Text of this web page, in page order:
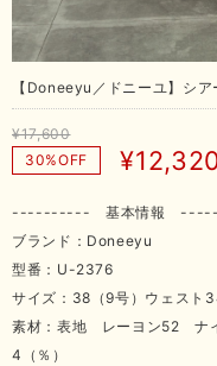
【Doneeyu／ドニーユ】シ
¥17,600
30%OFF
---------- 基本情報
ブランド：Doneeyu
型番：U-2376
サイズ：38（9号）ウェス
素材：表地 レーヨン52 ナ
4（％）